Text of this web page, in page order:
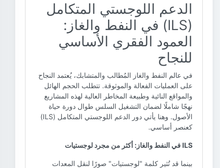
الدعم اللوجستي المتكامل
(ILS) في النفط والغاز:
العمود الفقري الأساسي
للنجاح
في عالم النفط والغاز المُطالب والمتشابك، يُعتمد النجاح
على العمليات الفعالة والموثوقة. تتطلب الحجم الهائل
والمواقع النائية وطبيعة المخاطر العالية لهذه المشاريع
نهجًا شاملًا لضمان التشغيل السلس طوال دورة حياة
الأصول. وهنا يأتي دور الدعم اللوجستي المتكامل (ILS)
كعنصر أساسي.
ILS في النفط والغاز: أكثر من مجرد لوجستيات
بينما قد تُثير كلمة "لوجستيات" صورًا لنقل المعدات